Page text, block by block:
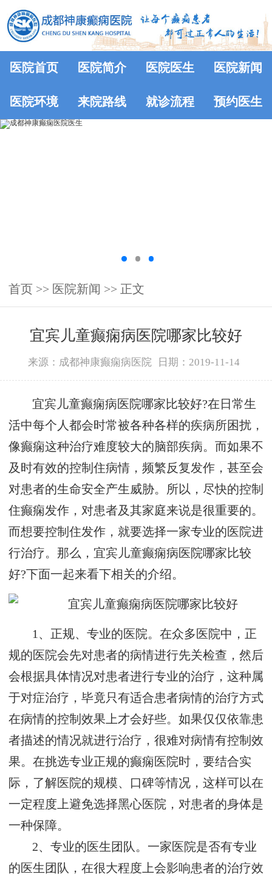
医院首页 医院简介 医院医生 医院新闻
医院环境 来院路线 就诊流程 预约医生
首页 >> 医院新闻 >> 正文
宜宾儿童癫痫病医院哪家比较好
来源：成都神康癫痫病医院 日期：2019-11-14
宜宾儿童癫痫病医院哪家比较好?在日常生
活中每个人都会时常被各种各样的疾病所困扰，
像癫痫这种治疗难度较大的脑部疾病。而如果不
及时有效的控制住病情，频繁反复发作，甚至会
对患者的生命安全产生威胁。所以，尽快的控制
住癫痫发作，对患者及其家庭来说是很重要的。
而想要控制住发作，就要选择一家专业的医院进
行治疗。那么，宜宾儿童癫痫病医院哪家比较
好?下面一起来看下相关的介绍。
1、正规、专业的医院。在众多医院中，正
规的医院会先对患者的病情进行先关检查，然后
会根据具体情况对患者进行专业的治疗，这种属
于对症治疗，毕竟只有适合患者病情的治疗方式
在病情的控制效果上才会好些。如果仅仅依靠患
者描述的情况就进行治疗，很难对病情有控制效
果。在挑选专业正规的癫痫医院时，要结合实
际，了解医院的规模、口碑等情况，这样可以在
一定程度上避免选择黑心医院，对患者的身体是
一种保障。
2、专业的医生团队。一家医院是否有专业
的医生团队，在很大程度上会影响患者的治疗效